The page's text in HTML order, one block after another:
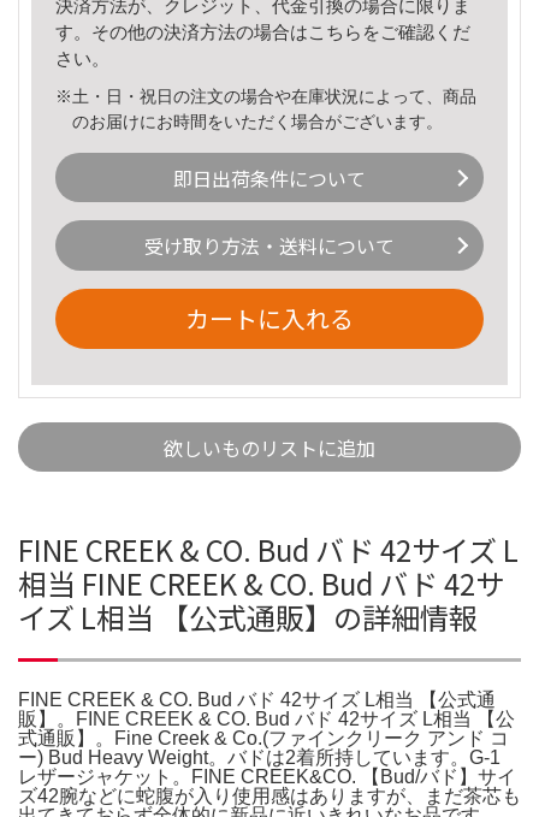
決済方法が、クレジット、代金引換の場合に限りま
す。その他の決済方法の場合はこちら をご確認くだ
さい。
※土・日・祝日の注文の場合や在庫状況によって、商品
のお届けにお時間をいただく場合がございます。
即日出荷条件について
受け取り方法・送料について
カートに入れる
欲しいものリストに追加
FINE CREEK & CO. Bud バド 42サイズ L
相当 FINE CREEK & CO. Bud バド 42サ
イズ L相当 【公式通販】の詳細情報
FINE CREEK & CO. Bud バド 42サイズ L相当 【公式通
販】。FINE CREEK & CO. Bud バド 42サイズ L相当 【公
式通販】。Fine Creek & Co.(ファインクリーク アンド コ
ー) Bud Heavy Weight。バドは2着所持しています。G-1
レザージャケット。FINE CREEK&CO. 【Bud/バド】サイ
ズ42腕などに蛇腹が入り使用感はありますが、まだ茶芯も